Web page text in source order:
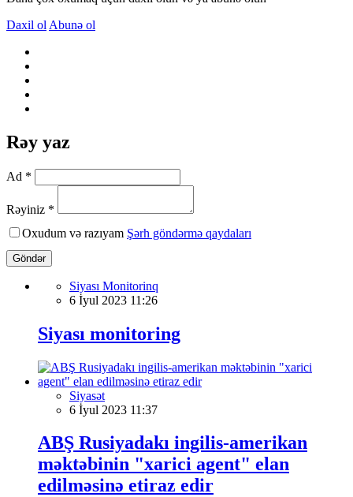
Daxil ol Abunə ol
Rəy yaz
Ad *
Rəyiniz *
Oxudum və razıyam Şərh göndərmə qaydaları
Göndər
Siyası Monitorinq
6 İyul 2023 11:26
Siyası monitoring
Siyasət
6 İyul 2023 11:37
ABŞ Rusiyadakı ingilis-amerikan
məktəbinin "xarici agent" elan
edilməsinə etiraz edir